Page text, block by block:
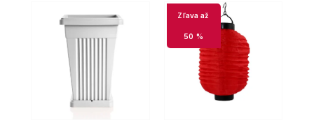
až
50 %